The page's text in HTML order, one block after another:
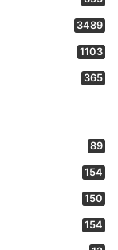
3489
1103
365
89
154
150
154